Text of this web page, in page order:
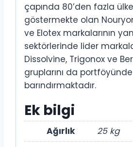
çapında 80’den fazla
göstermekte olan
ve Elotex markalarının
sektörlerinde lider
Dissolvine, Trigonox ve
gruplarını da portföyünde
barındırmaktadır.
Ek bilgi
Ağırlık 25 kg